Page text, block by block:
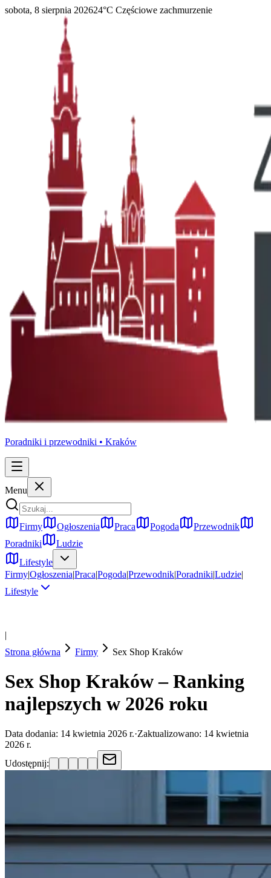
sobota, 8 sierpnia 202624°C Częściowe zachmurzenie
Poradniki i przewodniki • Kraków
Menu
Firmy Ogłoszenia Praca Pogoda
Przewodnik
Poradniki
Ludzie
Lifestyle
Firmy|Ogłoszenia|Praca|Pogoda|Przewodnik|Poradniki|Ludzie|
Lifestyle
|
Strona główna
Firmy Sex Shop Kraków
Sex Shop Kraków – Ranking
najlepszych w 2026 roku
Data dodania: 14 kwietnia 2026 r.·Zaktualizowano: 14 kwietnia
2026 r.
Udostępnij: